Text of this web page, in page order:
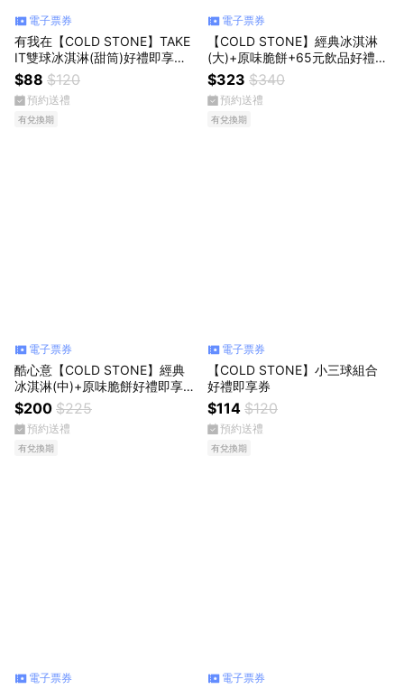
電子票券
有我在【COLD STONE】TAKE
IT雙球冰淇淋(甜筒)好禮即享券
(酷聖石)
$88 $120
預約送禮
有兌換期
電子票券
【COLD STONE】經典冰淇淋
(大)+原味脆餅+65元飲品好禮即
享券(酷聖石)
$323 $340
預約送禮
有兌換期
電子票券
酷心意【COLD STONE】經典
冰淇淋(中)+原味脆餅好禮即享券
(酷聖石)
$200 $225
預約送禮
有兌換期
電子票券
【COLD STONE】小三球組合
好禮即享券
$114 $120
預約送禮
有兌換期
電子票券 電子票券